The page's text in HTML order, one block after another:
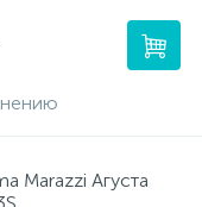
Marazzi Агуста